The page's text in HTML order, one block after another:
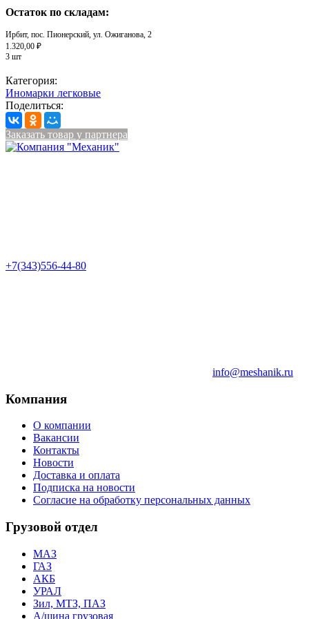
Остаток по складам:
Ирбит, пос. Пионерский, ул. Ожиганова, 2
1.320,00 ₽
3 шт
Категория:
Иномарки легковые
Поделиться:
Заказать товар у партнера
+7(343)556-44-80
info@meshanik.ru
Компания
О компании
Вакансии
Контакты
Новости
Доставка и оплата
Подписка на новости
Согласие на обработку персональных данных
Грузовой отдел
МАЗ
ГАЗ
АКБ
УРАЛ
Зил, МТЗ, ПАЗ
А/шина грузовая